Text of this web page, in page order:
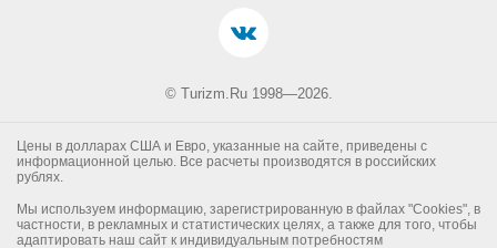
© Turizm.Ru 1998—2026.
Цены в долларах США и Евро, указанные на сайте, приведены с
информационной целью. Все расчеты производятся в российских
рублях.
Мы используем информацию, зарегистрированную в файлах "Cookies", в
частности, в рекламных и статистических целях, а также для того, чтобы
адаптировать наш сайт к индивидуальным потребностям